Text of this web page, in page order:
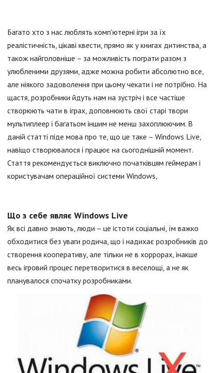
Багато хто з нас люблять комп'ютерні ігри за їх
реалістичність, цікаві квести, прямо як у книгах дитинства, а
також найголовніше – за можливість пограти разом з
улюбленими друзями, адже можна робити абсолютно все,
але ніякого задоволення при цьому чекати і не потрібно. На
щастя, розробники йдуть нам на зустріч і все частіше
створюють чати в іграх, доповнюють свої старі твори
мультиплеер і багатьом іншим не менш захоплюючим. В
даній статті піде мова про те, що це таке – Windows Live,
навіщо створювалося і працює на сьогоднішній момент.
Стаття рекомендується виключно початківцям геймерам і
користувачам операційної системи Windows,
Що з себе являє Windows Live
Як всі давно знають, люди – це істоти соціальні, їм важко
обходитися без уваги родича, що і надихає розробників до
створення кооперативу, але тільки не в хоррорах, інакше
весь ігровий процес перетворитися в веселощі, а не як
планувалося спочатку розробниками.